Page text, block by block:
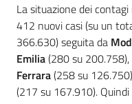
La situazione dei
412 nuovi casi (su un
366.630) seguita da
Emilia(280 su 200.758),
Ferrara(258 su
(217 su 167.910). Quindi